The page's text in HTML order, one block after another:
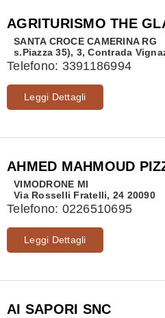
AGRITURISMO THE
SANTA CROCE CAMERINA RG
s.Piazza 35), 3, Contrada
Telefono: 3391186994
Leggi Dettagli
AHMED MAHMOUD
VIMODRONE MI
Via Rosselli Fratelli, 24 20090
Telefono: 0226510695
Leggi Dettagli
AI SAPORI SNC